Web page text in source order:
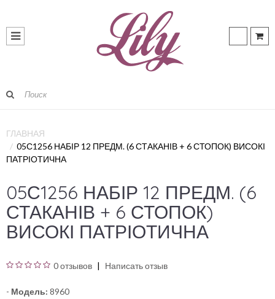
ГЛАВНАЯ
05С1256 НАБІР 12 ПРЕДМ. (6 СТАКАНІВ + 6 СТОПОК) ВИСОКІ
ПАТРІОТИЧНА
05С1256 НАБІР 12 ПРЕДМ. (6
СТАКАНІВ + 6 СТОПОК)
ВИСОКІ ПАТРІОТИЧНА
0 отзывов Написать отзыв
- Модель: 8960